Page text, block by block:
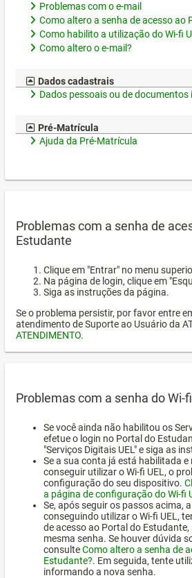
Problemas com o e-mail
Como altero a senha de acesso ao
Como habilito a utilização do Wi-fi
Como altero o e-mail?
Dados cadastrais
Dados pessoais ou de
Pré-Matrícula
Ajuda da Pré-Matrícula
Problemas com a senha de
Estudante
Clique em "Entrar" no menu
Na página de login, clique em
Siga as instruções da página.
Se o problema persistir, por favor entre
atendimento de Suporte ao Usuário da
ATENDIMENTO.
Problemas com a senha do Wi-
Se você ainda não habilitou os
efetue o login no Portal do
"Serviços Digitais UEL" e siga as
Se a sua conta já está habilitada
conseguir utilizar o Wi-fi UEL, o
configuração do seu dispositivo.
a página de configuração do Wi-fi
Se, após seguir os passos acima,
conseguindo utilizar o Wi-fi UEL,
de acesso ao Portal do Estudante,
mesma senha. Se houver dúvida
consulteComo altero a senha de
Estudante?. Em seguida, tente
informando a nova senha.